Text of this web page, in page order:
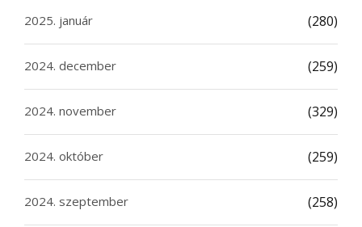
2025. január (280)
2024. december (259)
2024. november (329)
2024. október (259)
2024. szeptember (258)